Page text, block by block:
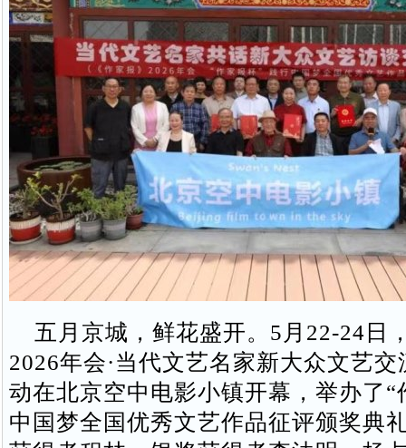
五月京城，鲜花盛开。5月22-24日
2026年会·当代文艺名家新大众文艺
动在北京空中电影小镇开幕，举办了“
中国梦全国优秀文艺作品征评颁奖典